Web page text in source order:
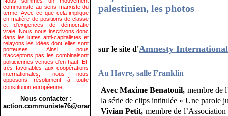
communiste au sens marxiste du
terme. Avec ce que cela implique
en matière de positions de classe
et d'exigences de démocratie
vraie. Nous nous inscrivons donc
dans les luttes anti-capitalistes et
relayons les idées dont elles sont
porteuses. Ainsi, nous
n'acceptons pas les combinaisont
politiciennes venues d'en-haut. Et,
très favorables aux coopérations
internationales, nous nous
opposons résolument à toute
constitution européenne.
Nous contacter :
action.communiste76@orange.fr>
palestinien, les photos
sur le site d'Amnesty International
Au Havre, salle Franklin
Avec Maxime Benatouil, membre de
la série de clips intitulée « Une parole
Vivian Petit, membre de